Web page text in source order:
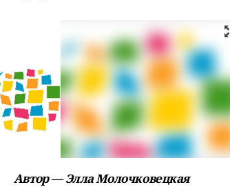
Автор — Элла Молочковецкая